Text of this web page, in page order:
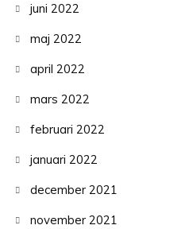
juni 2022
maj 2022
april 2022
mars 2022
februari 2022
januari 2022
december 2021
november 2021